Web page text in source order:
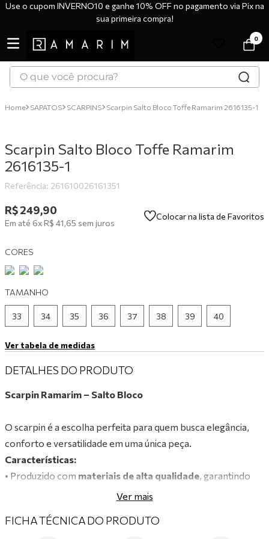
Use o cupom INVERNO10 e ganhe 10% OFF no pagamento via Pix na
sua primeira compra!
0
O que você procura?
SAPATOS SCARPINS Scarpin Salto Bloco Toffe Ramarim 2616135-1
Scarpin Salto Bloco Toffe Ramarim
2616135-1
Referência: 261610026161351
R$249,90
Em até 6xR$ 41,65 sem juros
Colocar na lista de Favoritos
CORES
TAMANHO
33 34 35 36 37 38 39 40
Ver tabela de medidas
DETALHES DO PRODUTO
Scarpin Ramarim – Salto Bloco
O scarpin é a escolha perfeita para quem busca elegância,
conforto e versatilidade em uma única peça.
Características:
• Produzido com materiais de alta qualidade, garantindo
durabilidade, flexibilidade e ajuste perfeito aos pés.
prolongado.
Ver mais
FICHA TÉCNICA DO PRODUTO
3
sandália
º
botas
6º
tênis casual
8º
mocassim
9 º
tênis branco
10
tênis preto